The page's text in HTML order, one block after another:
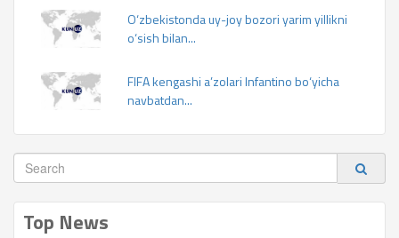
O‘zbekistonda uy-joy bozori yarim yillikni
o‘sish bilan...
FIFA kengashi a’zolari Infantino bo‘yicha
navbatdan...
Top News